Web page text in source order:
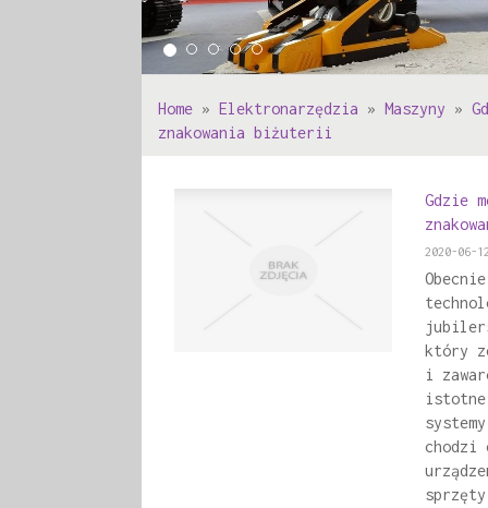
Home » Elektronarzędzia » Maszyny »
znakowania biżuterii
Gdzie
2020-06-
który
i
chodzi